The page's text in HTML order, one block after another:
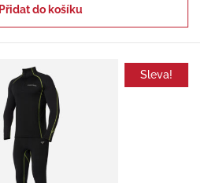
Přidat do košíku
Sleva!